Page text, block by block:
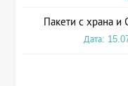
Пакети с храна и
Дата: